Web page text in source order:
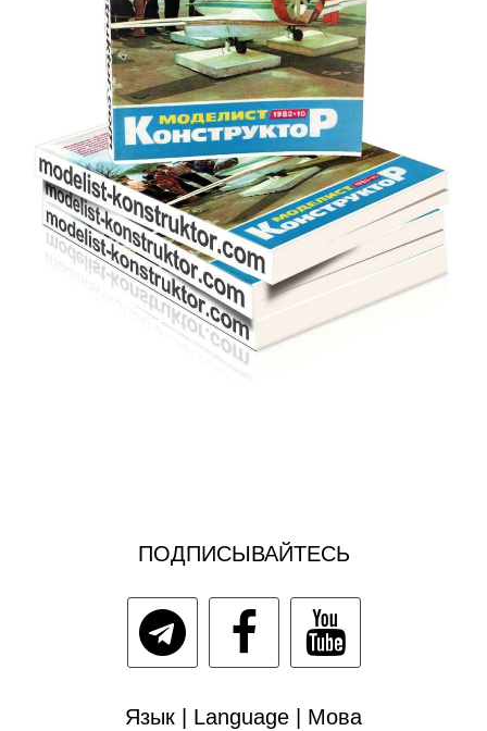
ПОДПИСЫВАЙТЕСЬ
Язык | Language | Мова